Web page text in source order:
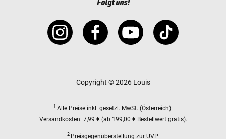
Folgt uns!
Copyright © 2026 Louis
1 Alle Preise inkl. gesetzl. MwSt. (Österreich).
Versandkosten: 7,99 € (ab 199,00 € Bestellwert gratis).
2 Preisgegenüberstellung zur UVP.